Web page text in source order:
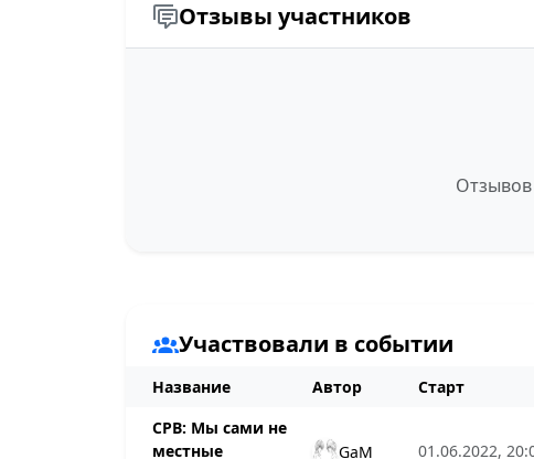
Отзывы участников
Отзывов
Участвовали в событии
Название Автор Старт
СРВ: Мы сами не
местные
GaM 01.06.2022,